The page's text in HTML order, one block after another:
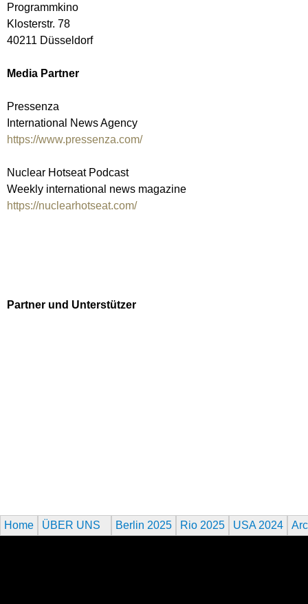
Programmkino
Klosterstr. 78
40211 Düsseldorf
Media Partner
Pressenza
International News Agency
https://www.pressenza.com/
Nuclear Hotseat Podcast
Weekly international news magazine
https://nuclearhotseat.com/
Partner und Unterstützer
Home ÜBER UNS Berlin 2025 Rio 2025 USA 2024